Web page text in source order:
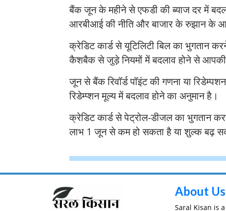
बैंक जून के महीने से एफडी की ब्याज दर में
आरबीआई की नीति और बाजार के रुझान के
क्रेडिट कार्ड से यूटिलिटी बिल का
कैशबैक से जुड़े नियमों में बदलाव होने से आपकी
जून से बैंक रिवॉर्ड पॉइंट की गणना या
रिडेम्प्शन मूल्य में बदलाव होने का अनुमान है।
क्रेडिट कार्ड से पेट्रोल-डीजल का भुगतान
लाभ 1 जून से कम हो सकता है या शुल्क बढ़
About Us
Saral Kisan is